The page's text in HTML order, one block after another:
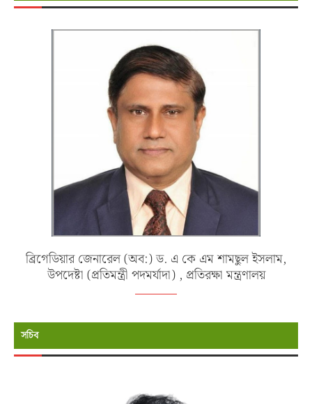
ব্রিগেডিয়ার জেনারেল (অব:) ড. এ কে এম শামছুল ইসলাম,
উপদেষ্টা (প্রতিমন্ত্রী পদমর্যাদা) , প্রতিরক্ষা মন্ত্রণালয়
সচিব